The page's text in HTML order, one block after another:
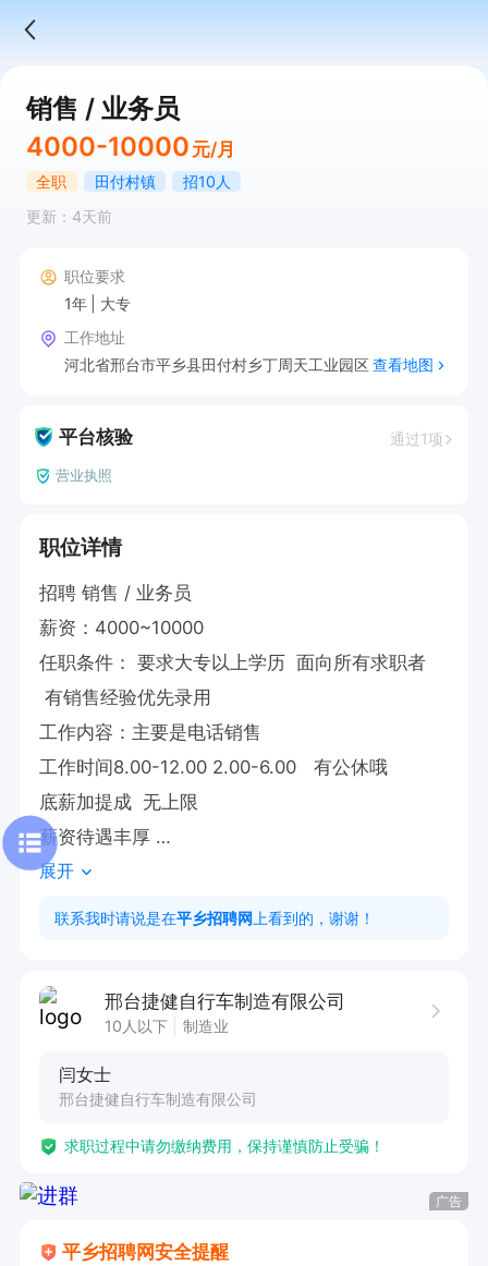
销售 / 业务员
4000-10000 元/月
全职 田付村镇
招10人
更新：4天前
职位要求
1年
大专
工作地址
河北省邢台市平乡县田付村乡丁周天工业园区 查看地图
平台核验 通过1项
营业执照
职位详情
招聘 销售 / 业务员
薪资：4000~10000
任职条件： 要求大专以上学历  面向所有求职者
有销售经验优先录用
工作内容：主要是电话销售
工作时间8.00-12.00 2.00-6.00   有公休哦
底薪加提成  无上限
薪资待遇丰厚
有意者电话联系
展开
联系我时请说是在平乡招聘网 上看到的，谢谢！
邢台捷健自行车制造有限公司
10人以下 制造业
闫女士
邢台捷健自行车制造有限公司
求职过程中请勿缴纳费用，保持谨慎防止受骗！
广告
平乡招聘网安全提醒